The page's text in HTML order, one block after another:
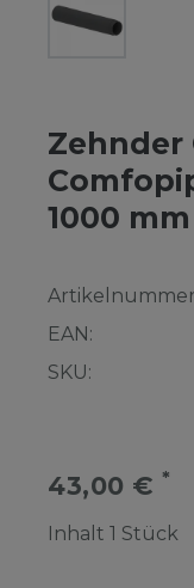
Zehnder
1000
EAN:
SKU:
43,00 € *
Inhalt 1 Stück